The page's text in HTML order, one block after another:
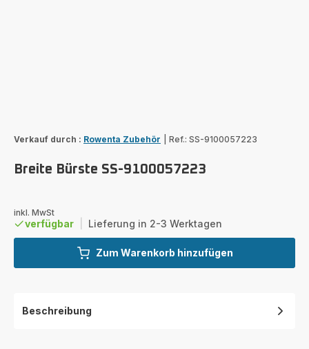
Verkauf durch : Rowenta Zubehör Ref.: SS-9100057223
Breite Bürste SS-9100057223
inkl. MwSt
verfügbar Lieferung in 2-3 Werktagen
Zum Warenkorb hinzufügen
Beschreibung